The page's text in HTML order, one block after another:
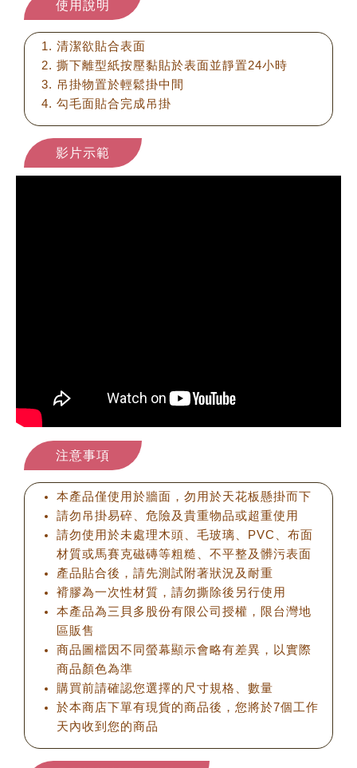
使用說明
清潔欲貼合表面
撕下離型紙按壓黏貼於表面並靜置24小時
吊掛物置於輕鬆掛中間
勾毛面貼合完成吊掛
影片示範
注意事項
本產品僅使用於牆面，勿用於天花板懸掛而下
請勿吊掛易碎、危險及貴重物品或超重使用
請勿使用於未處理木頭、毛玻璃、PVC、布面
材質或馬賽克磁磚等粗糙、不平整及髒污表面
產品貼合後，請先測試附著狀況及耐重
褙膠為一次性材質，請勿撕除後另行使用
本產品為三貝多股份有限公司授權，限台灣地
區販售
商品圖檔因不同螢幕顯示會略有差異，以實際
商品顏色為準
購買前請確認您選擇的尺寸規格、數量
於本商店下單有現貨的商品後，您將於7個工作
天內收到您的商品